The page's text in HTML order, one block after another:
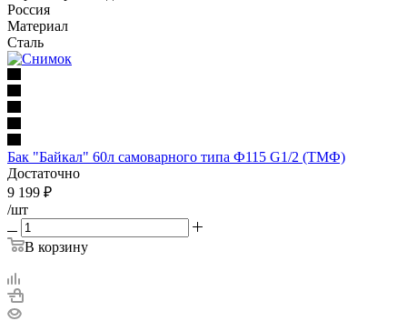
Россия
Материал
Сталь
Бак "Байкал" 60л самоварного типа Ф115 G1/2 (ТМФ)
Достаточно
9 199 ₽
/шт
В корзину